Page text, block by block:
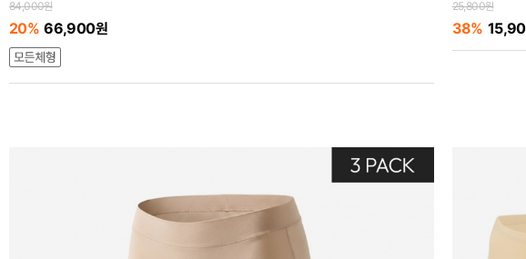
84,000원
20% 66,900원
25,800원
38%